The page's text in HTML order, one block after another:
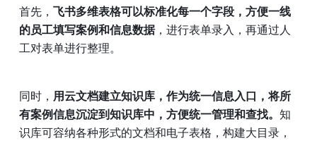
首先， 飞书多维表格可以标准化每一个字段，方便一线
的员工填写案例和信息数据，进行表单录入，再通过人
工对表单进行整理。
同时， 用云文档建立知识库，作为统一信息入口，将所
有案例信息沉淀到知识库中，方便统一管理和查找。 知
识库可容纳各种形式的文档和电子表格，构建大目录，